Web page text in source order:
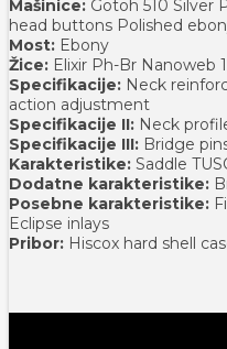
Mašinice: Gotoh 510 Silver
head buttons Polished
Most: Ebony
Žice: Elixir Ph-Br Nanoweb
Specifikacije: Neck
action adjustment
Specifikacije II: Neck
Specifikacije III: Bridge
Karakteristike: Saddle
Dodatne karakteristike:
Posebne karakteristike:
Eclipse inlays
Pribor: Hiscox hard shell